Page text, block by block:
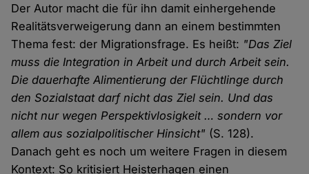
Der Autor macht die für ihn damit einhergehende
Realitätsverweigerung dann an einem bestimmten
Thema fest: der Migrationsfrage. Es heißt: "Das Ziel
muss die Integration in Arbeit und durch Arbeit sein.
Die dauerhafte Alimentierung der Flüchtlinge durch
den Sozialstaat darf nicht das Ziel sein. Und das
nicht nur wegen Perspektivlosigkeit … sondern vor
allem aus sozialpolitischer Hinsicht" (S. 128).
Danach geht es noch um weitere Fragen in diesem
Kontext: So kritisiert Heisterhagen einen